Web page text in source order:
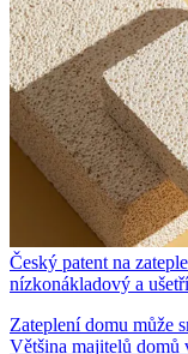
Český patent na
nízkonákladový a
Zateplení domu může
Většina majitelů domů